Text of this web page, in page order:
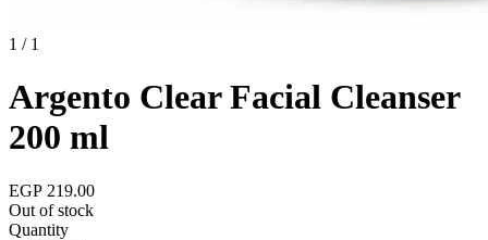
1 / 1
Argento Clear Facial Cleanser
200 ml
EGP 219.00
Out of stock
Quantity